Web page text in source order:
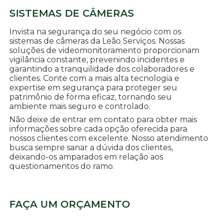
SISTEMAS DE CÂMERAS
Invista na segurança do seu negócio com os
sistemas de câmeras da Leão Serviços. Nossas
soluções de videomonitoramento proporcionam
vigilância constante, prevenindo incidentes e
garantindo a tranquilidade dos colaboradores e
clientes. Conte com a mais alta tecnologia e
expertise em segurança para proteger seu
patrimônio de forma eficaz, tornando seu
ambiente mais seguro e controlado.
Não deixe de entrar em contato para obter mais
informações sobre cada opção oferecida para
nossos clientes com excelente. Nosso atendimento
busca sempre sanar a dúvida dos clientes,
deixando-os amparados em relação aos
questionamentos do ramo.
FAÇA UM ORÇAMENTO